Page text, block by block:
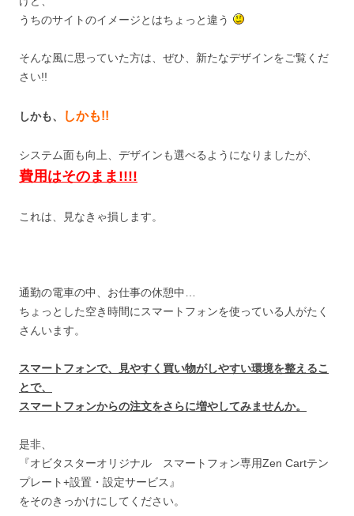
うちのサイトのイメージとはちょっと違う
そんな風に思っていた方は、ぜひ、新たなデザインをご覧くだ
さい!!
しかも、 しかも!!
システム面も向上、デザインも選べるようになりましたが、
費用はそのまま!!!!
これは、見なきゃ損します。
通勤の電車の中、お仕事の休憩中…
ちょっとした空き時間にスマートフォンを使っている人がたく
さんいます。
スマートフォンで、見やすく買い物がしやすい環境を整えるこ
とで、
スマートフォンからの注文をさらに増やしてみませんか。
是非、
『オビタスターオリジナル スマートフォン専用Zen Cartテン
プレート+設置・設定サービス』
をそのきっかけにしてください。